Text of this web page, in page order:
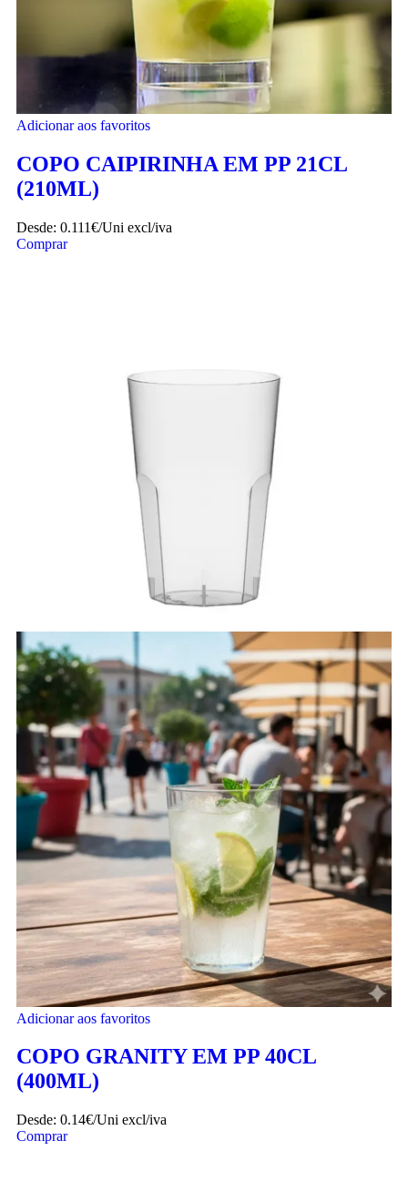
Adicionar aos favoritos
COPO CAIPIRINHA EM PP 21CL
(210ML)
Desde: 0.111€/Uni excl/iva
Comprar
Adicionar aos favoritos
COPO GRANITY EM PP 40CL
(400ML)
Desde: 0.14€/Uni excl/iva
Comprar